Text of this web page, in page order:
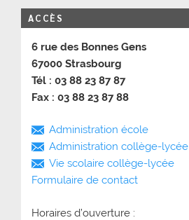
ACCÈS
6 rue des Bonnes Gens
67000 Strasbourg
Tél : 03 88 23 87 87
Fax : 03 88 23 87 88
Administration école
Administration collège-lycée
Vie scolaire collège-lycée
Formulaire de contact
Horaires d’ouverture :